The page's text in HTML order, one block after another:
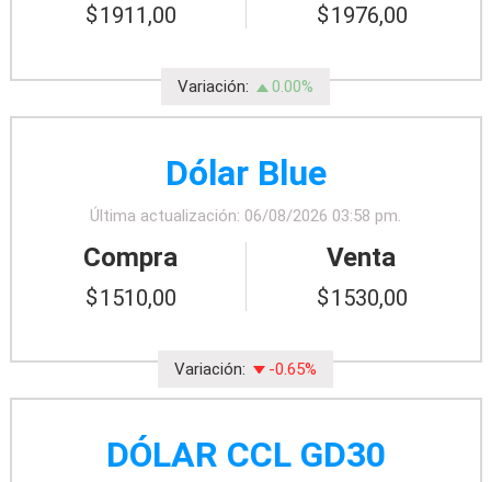
1911,00 1976,00
Variación: 0.00%
Dólar Blue
Última actualización: 06/08/2026 03:58 pm.
Compra
1510,00
Venta
1530,00
Variación: -0.65%
DÓLAR CCL GD30